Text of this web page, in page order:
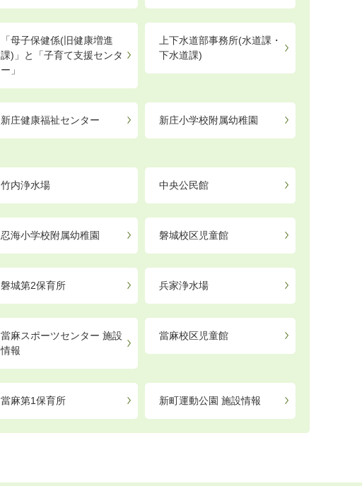
「母子保健係(旧健康増進
課)」と「子育て支援センタ
ー」
上下水道部事務所(水道課・
下水道課)
新庄健康福祉センター 新庄小学校附属幼稚園
竹内浄水場 中央公民館
忍海小学校附属幼稚園 磐城校区児童館
磐城第2保育所 兵家浄水場
當麻スポーツセンター 施設
情報
當麻校区児童館
當麻第1保育所 新町運動公園 施設情報